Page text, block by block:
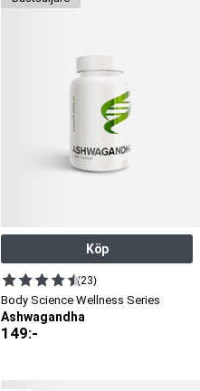
Köp
(23)
Body Science Wellness Series
Ashwagandha
149:-